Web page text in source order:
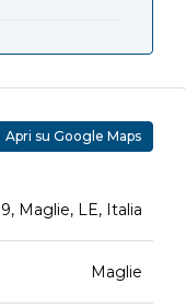
Apri su Google Maps
Maglie, LE, Italia
Maglie